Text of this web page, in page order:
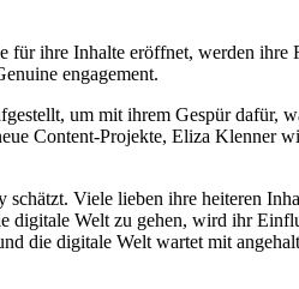
für ihre Inhalte eröffnet, werden ihre
engagement.
um mit ihrem Gespür dafür,
Content-Projekte, Eliza Klenner
Viele lieben ihre heiteren
digitale Welt zu gehen, wird ihr
die digitale Welt wartet mit